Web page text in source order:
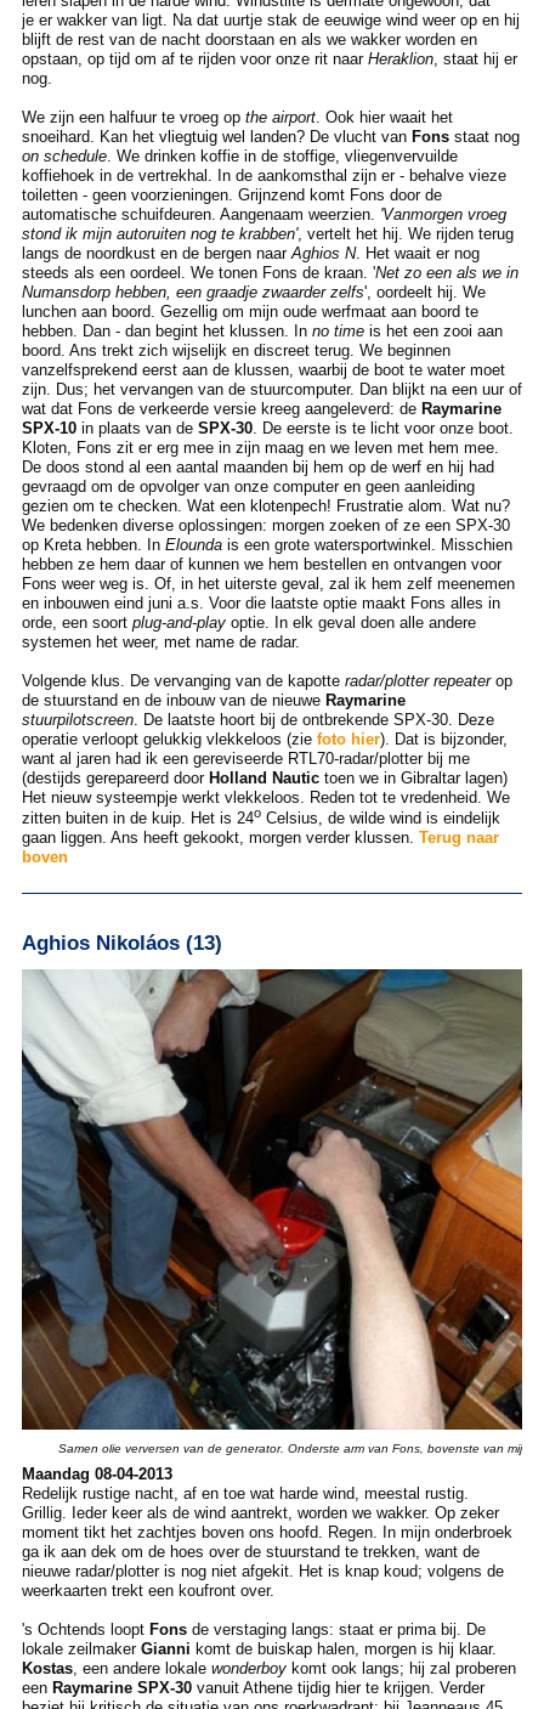
je er wakker van ligt. Na dat uurtje stak de eeuwige wind weer op en hij
blijft de rest van de nacht doorstaan en als we wakker worden en
opstaan, op tijd om af te rijden voor onze rit naar Heraklion, staat hij er
nog.
We zijn een halfuur te vroeg opthe airport. Ook hier waait het
snoeihard. Kan het vliegtuig wel landen? De vlucht van Fonsstaat nog
on schedule. We drinken koffie in de stoffige, vliegenvervuilde
koffiehoek in de vertrekhal. In de aankomsthal zijn er - behalve vieze
toiletten - geen voorzieningen. Grijnzend komt Fons door de
automatische schuifdeuren. Aangenaam weerzien. 'Vanmorgen vroeg
stond ik mijn autoruiten nog te krabben', vertelt het hij. We rijden terug
langs de noordkust en de bergen naar Aghios N. Het waait er nog
steeds als een oordeel. We tonen Fons de kraan. 'Net zo een als we in
Numansdorp hebben, een graadje zwaarder zelfs', oordeelt hij. We
lunchen aan boord. Gezellig om mijn oude werfmaat aan boord te
hebben. Dan - dan begint het klussen. In no timeis het een zooi aan
boord. Ans trekt zich wijselijk en discreet terug. We beginnen
vanzelfsprekend eerst aan de klussen, waarbij de boot te water moet
zijn. Dus; het vervangen van de stuurcomputer. Dan blijkt na een uur of
wat dat Fons de verkeerde versie kreeg aangeleverd: de Raymarine
SPX-10in plaats van de SPX-30. De eerste is te licht voor onze boot.
Kloten, Fons zit er erg mee in zijn maag en we leven met hem mee.
De doos stond al een aantal maanden bij hem op de werf en hij had
gevraagd om de opvolger van onze computer en geen aanleiding
gezien om te checken. Wat een klotenpech! Frustratie alom. Wat nu?
We bedenken diverse oplossingen: morgen zoeken of ze een SPX-30
op Kreta hebben. InEloundais een grote watersportwinkel. Misschien
hebben ze hem daar of kunnen we hem bestellen en ontvangen voor
Fons weer weg is. Of, in het uiterste geval, zal ik hem zelf meenemen
en inbouwen eind juni a.s. Voor die laatste optie maakt Fons alles in
orde, een soort plug-and-playoptie. In elk geval doen alle andere
systemen het weer, met name de radar.
Volgende klus. De vervanging van de kapotte radar/plotter repeaterop
de stuurstand en de inbouw van de nieuwe Raymarine
stuurpilotscreen. De laatste hoort bij de ontbrekende SPX-30. Deze
operatie verloopt gelukkig vlekkeloos (zie foto hier). Dat is bijzonder,
want al jaren had ik een gereviseerde RTL70-radar/plotter bij me
(destijds gerepareerd door Holland Nautictoen we in Gibraltar lagen)
Het nieuw systeempje werkt vlekkeloos. Reden tot te vredenheid. We
zitten buiten in de kuip. Het is 24oCelsius, de wilde wind is eindelijk
gaan liggen. Ans heeft gekookt, morgen verder klussen. Terug naar
boven
Aghios Nikoláos (13)
Samen olie verversen van de generator. Onderste arm van Fons, bovenste van mij
Maandag 08-04-2013
Redelijk rustige nacht, af en toe wat harde wind, meestal rustig.
Grillig. Ieder keer als de wind aantrekt, worden we wakker. Op zeker
moment tikt het zachtjes boven ons hoofd. Regen. In mijn onderbroek
ga ik aan dek om de hoes over de stuurstand te trekken, want de
nieuwe radar/plotter is nog niet afgekit. Het is knap koud; volgens de
weerkaarten trekt een koufront over.
's Ochtends loopt Fonsde verstaging langs: staat er prima bij. De
lokale zeilmaker Gianni komt de buiskap halen, morgen is hij klaar.
Kostas, een andere lokale wonderboykomt ook langs; hij zal proberen
een Raymarine SPX-30vanuit Athene tijdig hier te krijgen. Verder